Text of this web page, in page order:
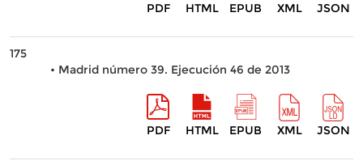
PDF HTML EPUB XML JSON
175
• Madrid número 39. Ejecución 46 de 2013
PDF HTML EPUB XML JSON